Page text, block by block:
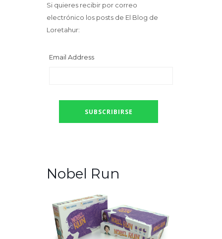
Si quieres recibir por correo
electrónico los posts de El Blog de
Loretahur:
Email Address
Nobel Run